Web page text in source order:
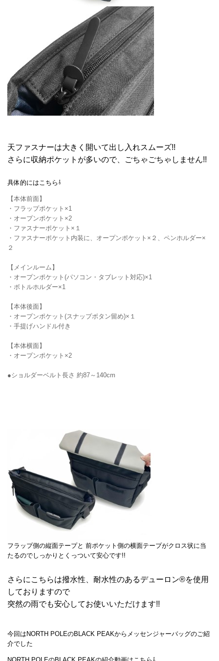
天ファスナーは大きく開いて出し入れスムーズ!!
さらに収納ポケットが多いので、ごちゃごちゃしません!!
具体的にはこちら⇩
【本体前面】
・フラップポケット×1
・オープンポケット×2
・ファスナーポケット×１
・ファスナーポケット内装に、オープンポケット×２、ペンホルダー×
２
【メインルーム】
・オープンポケット(パソコン・タブレット対応)×1
・ボトルホルダー×1
【本体後面】
・オープンポケット(スナップボタン留め)×１
・手提げハンドル付き
【本体横面】
・オープンポケット×2
●ショルダーベルト長さ 約87～140cm
フラップ側の縦面テープと 前ポケット側の横面テープがクロス状に当
たるのでしっかりとくっついて安心です!!
さらにこちらは撥水性、耐水性のあるデューロン®を使用
しておりますので
突然の雨でも安心してお使いいただけます!!
今回はNORTH POLEのBLACK PEAKからメッセンジャーバッグのご紹
介でした